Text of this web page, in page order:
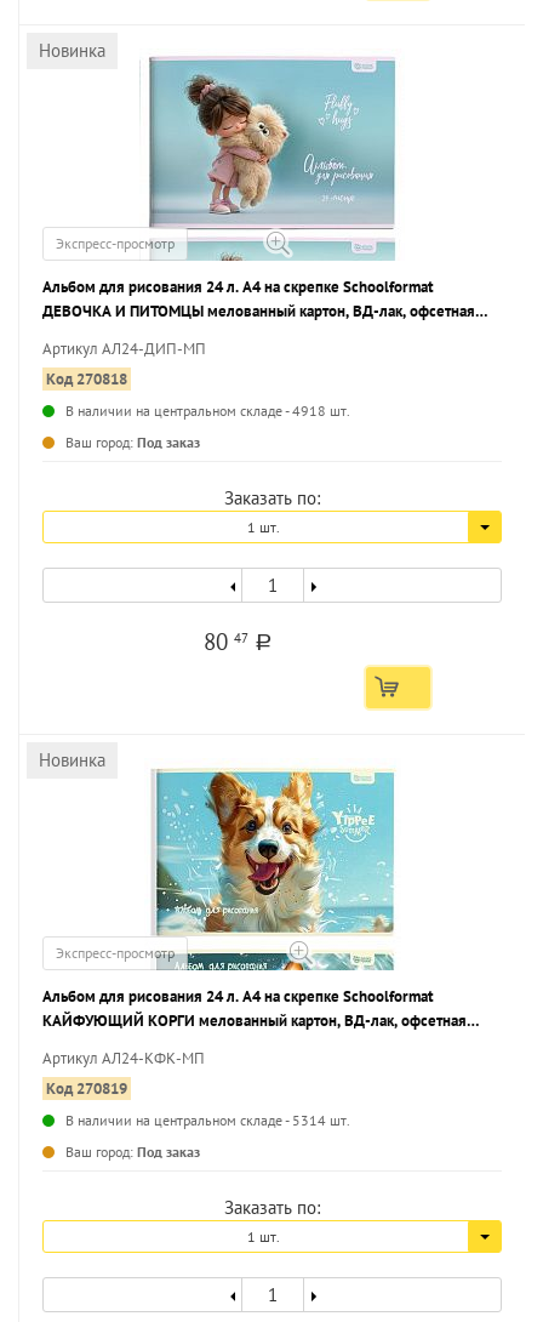
Новинка
Экспресс-просмотр
Альбом для рисования 24 л. А4 на скрепке Schoolformat
ДЕВОЧКА И ПИТОМЦЫ мелованный картон, ВД-лак, офсетная
Артикул АЛ24-ДИП-МП
Код 270818
В наличии на центральном складе - 4918 шт.
Ваш город: Под заказ
Заказать по:
1 шт.
8047 a
Новинка
Экспресс-просмотр
Альбом для рисования 24 л. А4 на скрепке Schoolformat
КАЙФУЮЩИЙ КОРГИ мелованный картон, ВД-лак, офсетная
Артикул АЛ24-КФК-МП
Код 270819
В наличии на центральном складе - 5314 шт.
Ваш город: Под заказ
Заказать по:
1 шт.